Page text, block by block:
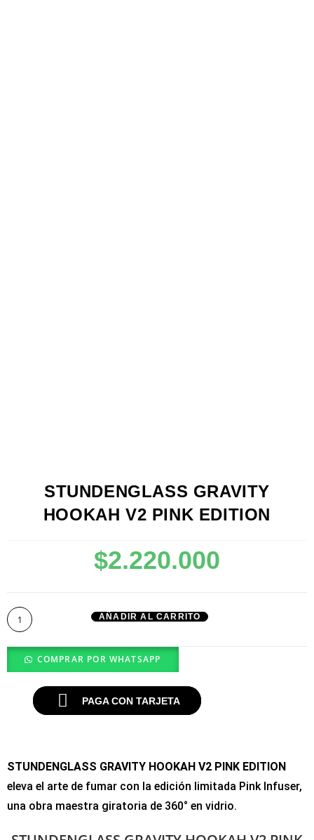
STUNDENGLASS GRAVITY
HOOKAH V2 PINK EDITION
$2.220.000
AÑADIR AL CARRITO
COMPRAR POR WHATSAPP
PAGA CON TARJETA
STUNDENGLASS GRAVITY HOOKAH V2 PINK EDITION
eleva el arte de fumar con la edición limitada Pink Infuser,
una obra maestra giratoria de 360° en vidrio.